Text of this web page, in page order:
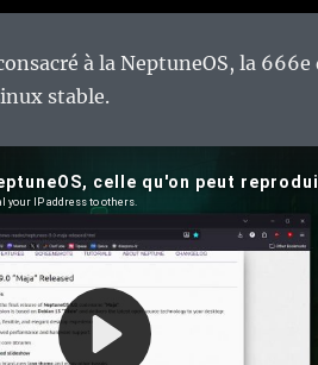
à la NeptuneOS, la
stable.